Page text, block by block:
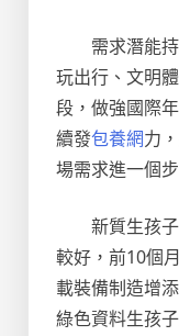
需求潛能
玩出行、文明
段，做強國際
續發包養網力
場需求進一個步
新質生孩
較好，前10個
載裝備制造增
綠色資料生孩